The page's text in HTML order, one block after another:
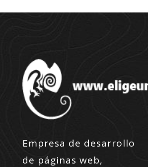
Empresa de desarrollo
de páginas web,